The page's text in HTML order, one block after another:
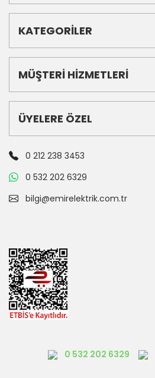
KATEGORİLER
MÜŞTERİ HİZMETLERİ
ÜYELERE ÖZEL
0 212 238 3453
0 532 202 6329
bilgi@emirelektrik.com.tr
0 532 202 6329